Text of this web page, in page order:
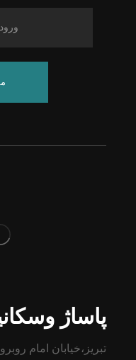
پاساژ
تبریز،خیابان امام